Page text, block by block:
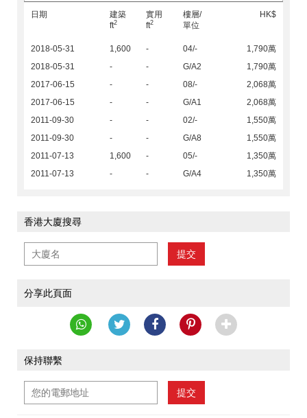
日期
建築
ft2
實用
ft2
樓層/
單位
HK$
2018-05-31 1,600 - 04/-
1,790萬
2018-05-31
- - G/A2
1,790萬
2017-06-15
- - 08/-
2,068萬
2017-06-15
- - G/A1
2,068萬
2011-09-30
- - 02/-
1,550萬
2011-09-30
- - G/A8
1,550萬
2011-07-13
1,600 - 05/-
1,350萬
2011-07-13
- - G/A4 1,350萬
香港大廈搜尋
提交
分享此頁面
保持聯繫
提交